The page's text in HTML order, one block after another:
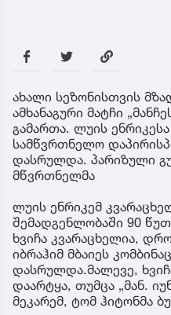
ახალი სეზონისთვის
ამხანაგური მატჩი
გამართა. ლუის
სამწვრთნელო
დასრულდა. პარიზული
მწვრთნელმა
ლუის ენრიკემ
შემადგენლობაში 90
ხვიჩა კვარაცხელია,
იბრაჰიმ მბაიეს
დასრულდა.მალევე,
დაარტყა, თუმცა „მან.
მეკარემ, ტომ ჰიტონმა